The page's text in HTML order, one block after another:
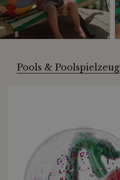
Pools & Poolspielzeug